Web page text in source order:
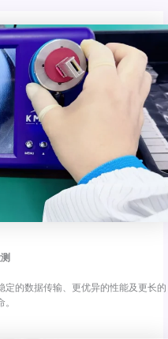
的数据传输、更优异的性能及更长的